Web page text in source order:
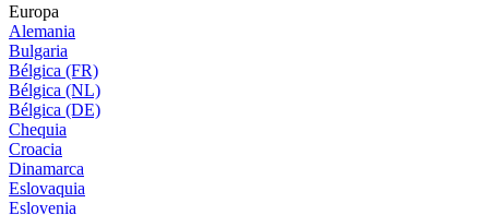
Europa
Alemania
Bulgaria
Bélgica (FR)
Bélgica (NL)
Bélgica (DE)
Chequia
Croacia
Dinamarca
Eslovaquia
Eslovenia